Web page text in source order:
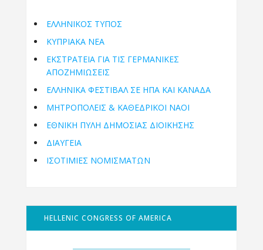
ΕΛΛΗΝΙΚΟΣ ΤΥΠΟΣ
ΚΥΠΡΙΑΚΑ ΝΕΑ
ΕΚΣΤΡΑΤΕΙΑ ΓΙΑ ΤΙΣ ΓΕΡΜΑΝΙΚΕΣ
ΑΠΟΖΗΜΙΩΣΕΙΣ
ΕΛΛΗΝΙΚΆ ΦΕΣΤΙΒΆΛ ΣΕ ΗΠΑ ΚΑΙ ΚΑΝΑΔΑ
ΜΗΤΡΟΠΌΛΕΙΣ & ΚΑΘΕΔΡΙΚΟΊ ΝΑΟΊ
ΕΘΝΙΚΉ ΠΎΛΗ ΔΗΜΌΣΙΑΣ ΔΙΟΊΚΗΣΗΣ
ΔΙΑΥΓΕΙΑ
ΙΣΟΤΙΜΙΕΣ ΝΟΜΙΣΜΑΤΩΝ
HELLENIC CONGRESS OF AMERICA